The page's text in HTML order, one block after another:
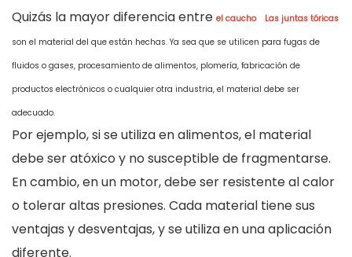
Quizás la mayor diferencia entre el caucho
Las juntas tóricas
son el material del que están hechas. Ya sea que se utilicen para fugas de
fluidos o gases, procesamiento de alimentos, plomería, fabricación de
productos electrónicos o cualquier otra industria, el material debe ser
adecuado.
Por ejemplo, si se utiliza en alimentos, el material
debe ser atóxico y no susceptible de fragmentarse.
En cambio, en un motor, debe ser resistente al calor
o tolerar altas presiones. Cada material tiene sus
ventajas y desventajas, y se utiliza en una aplicación
diferente.